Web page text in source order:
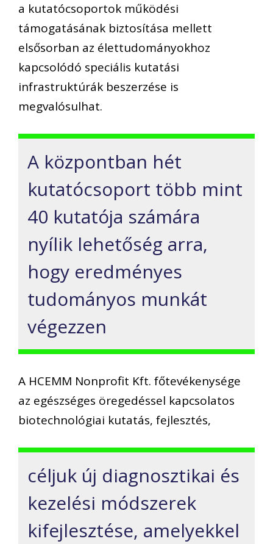
a kutatócsoportok működési
támogatásának biztosítása mellett
elsősorban az élettudományokhoz
kapcsolódó speciális kutatási
infrastruktúrák beszerzése is
megvalósulhat.
A központban hét
kutatócsoport több mint
40 kutatója számára
nyílik lehetőség arra,
hogy eredményes
tudományos munkát
végezzen
A HCEMM Nonprofit Kft. főtevékenysége
az egészséges öregedéssel kapcsolatos
biotechnológiai kutatás, fejlesztés,
céljuk új diagnosztikai és
kezelési módszerek
kifejlesztése, amelyekkel